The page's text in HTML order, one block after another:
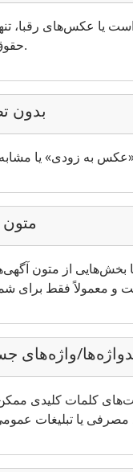
یا عکس‌های رقبا، تنها
حقوق مربوطه مجاز است.
بدون
متون
بخش‌هایی از متون
واژه‌های
کلمات کلیدی